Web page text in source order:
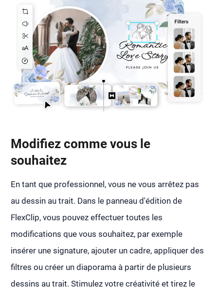
Modifiez comme vous le
souhaitez
En tant que professionnel, vous ne vous arrêtez pas
au dessin au trait. Dans le panneau d'édition de
FlexClip, vous pouvez effectuer toutes les
modifications que vous souhaitez, par exemple
insérer une signature, ajouter un cadre, appliquer des
filtres ou créer un diaporama à partir de plusieurs
dessins au trait. Stimulez votre créativité et tirez le